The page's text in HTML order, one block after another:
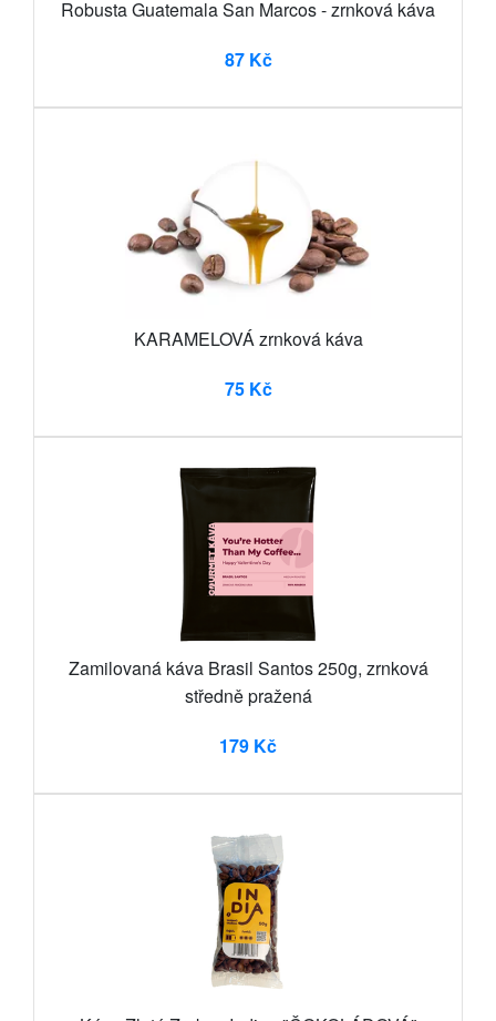
Robusta Guatemala San Marcos - zrnková káva
87 Kč
KARAMELOVÁ zrnková káva
75 Kč
Zamilovaná káva Brasil Santos 250g, zrnková
středně pražená
179 Kč